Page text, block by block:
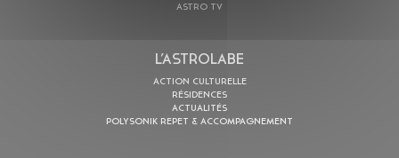
ASTRO TV
L’ASTROLABE
ACTION CULTURELLE
RÉSIDENCES
ACTUALITÉS
POLYSONIK REPET & ACCOMPAGNEMENT